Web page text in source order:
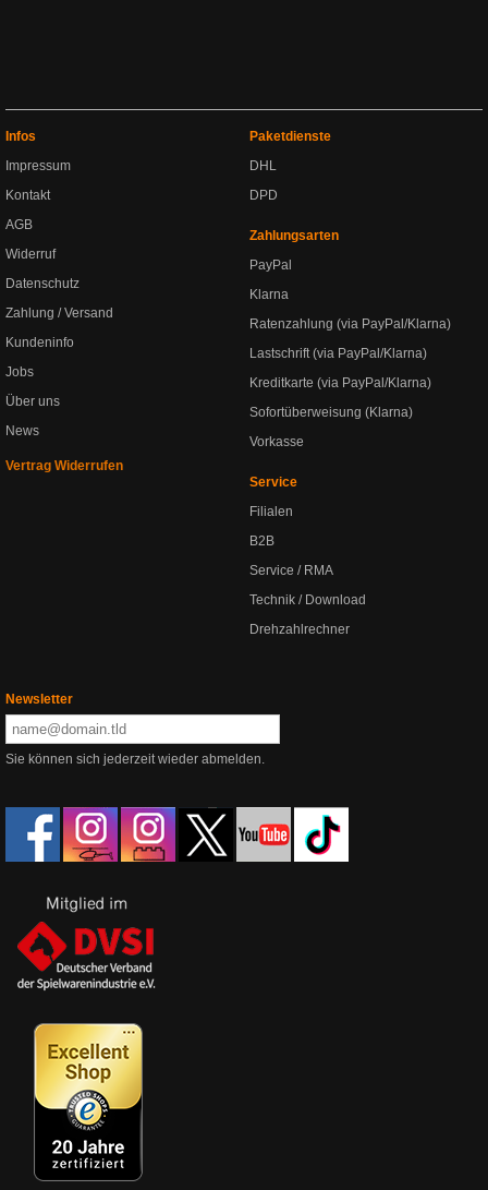
Infos
Impressum
Kontakt
AGB
Widerruf
Datenschutz
Zahlung / Versand
Kundeninfo
Jobs
Über uns
News
Vertrag Widerrufen
Paketdienste
DHL
DPD
Zahlungsarten
PayPal
Klarna
Ratenzahlung (via PayPal/Klarna)
Lastschrift (via PayPal/Klarna)
Kreditkarte (via PayPal/Klarna)
Sofortüberweisung (Klarna)
Vorkasse
Service
Filialen
B2B
Service / RMA
Technik / Download
Drehzahlrechner
Newsletter
Sie können sich jederzeit wieder abmelden.